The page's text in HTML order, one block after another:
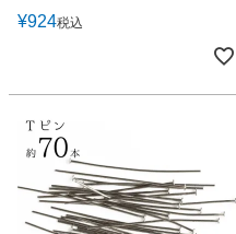
¥924税込